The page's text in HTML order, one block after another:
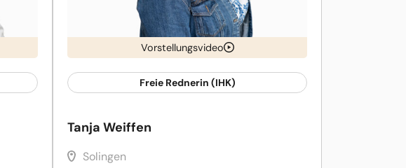
Vorstellungsvideo
Freie Rednerin (IHK)
Tanja Weiffen
Solingen